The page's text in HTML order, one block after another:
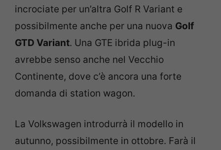
incrociate per un’altra Golf R Variant e
possibilmente anche per una nuova Golf
GTD Variant. Una GTE ibrida plug-in
avrebbe senso anche nel Vecchio
Continente, dove c’è ancora una forte
domanda di station wagon.
La Volkswagen introdurrà il modello in
autunno, possibilmente in ottobre. Farà il